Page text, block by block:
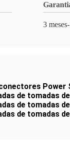
3
Power
de tomadas
de tomadas
de tomadas